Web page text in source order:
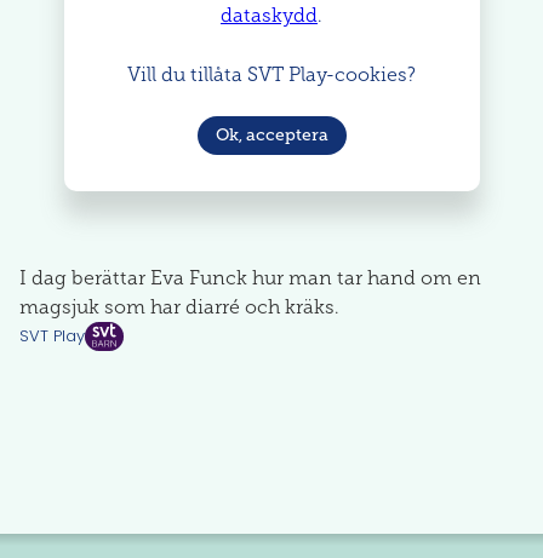
dataskydd.
Vill du tillåta SVT Play-cookies?
Ok, acceptera
I dag berättar Eva Funck hur man tar hand om en
magsjuk som har diarré och kräks.
SVT Play